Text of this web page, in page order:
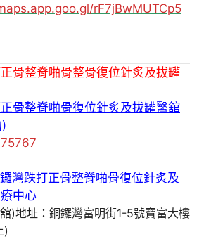
rF7jBwMUTCp5
骨整脊啪骨整骨復位針炙及拔罐
骨整脊啪骨復位針炙及拔罐醫舘
)地址：銅鑼灣富明街1-5號寶富大樓
)